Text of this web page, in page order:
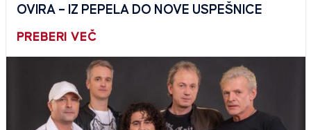
OVIRA – IZ PEPELA DO NOVE USPEŠNICE
PREBERI VEČ